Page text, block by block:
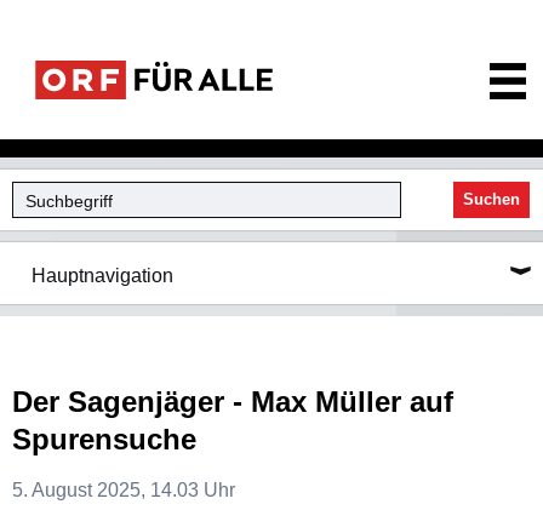
Suchen
Hauptnavigation
Der Sagenjäger - Max Müller auf
Spurensuche
5. August 2025, 14.03 Uhr